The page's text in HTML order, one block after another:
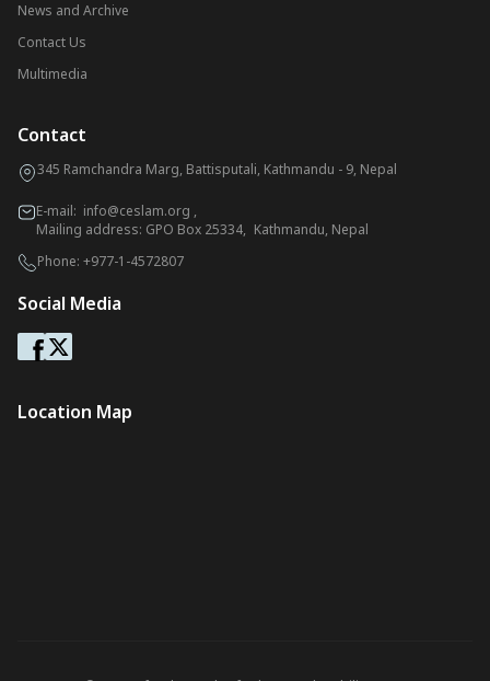
News and Archive
Contact Us
Multimedia
Contact
345 Ramchandra Marg, Battisputali, Kathmandu - 9, Nepal
E-mail: info@ceslam.org ,
Mailing address: GPO Box 25334, Kathmandu, Nepal
Phone: +977-1-4572807
Social Media
Location Map